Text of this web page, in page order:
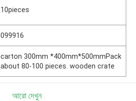
10pieces
099916
carton 300mm *400mm*500mmPack
about 80-100 pieces. wooden crate
আরো দেখুন